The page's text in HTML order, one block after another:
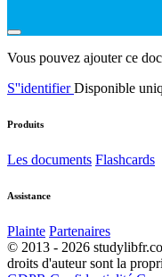
Vous pouvez ajouter ce
S''identifierDisponible
Produits
Les documents Flashcards
Assistance
Plainte Partenaires
© 2013 - 2026
droits d'auteur sont la